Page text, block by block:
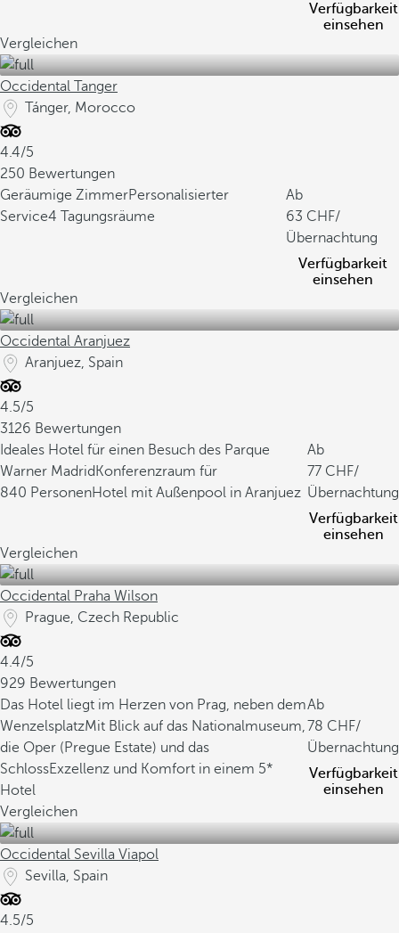
Verfügbarkeit
einsehen
Vergleichen
Occidental Tanger
Tánger, Morocco
4.4/5
250 Bewertungen
Geräumige ZimmerPersonalisierter
Service4 Tagungsräume
Ab
63
/
Übernachtung
Verfügbarkeit
einsehen
Vergleichen
Occidental Aranjuez
Aranjuez, Spain
4.5/5
3126 Bewertungen
Ideales Hotel für einen Besuch des Parque
Warner Madrid Konferenzraum für
840 PersonenHotel mit Außenpool in Aranjuez
Ab
77
/
Übernachtung
Verfügbarkeit
einsehen
Vergleichen
Occidental Praha Wilson
Prague, Czech Republic
4.4/5
929 Bewertungen
Das Hotel liegt im Herzen von Prag, neben dem
WenzelsplatzMit Blick auf das Nationalmuseum,
die Oper (Pregue Estate) und das
SchlossExzellenz und Komfort in einem 5*
Hotel
Ab
78
/
Übernachtung
Verfügbarkeit
einsehen
Vergleichen
Occidental Sevilla Viapol
Sevilla, Spain
4.5/5